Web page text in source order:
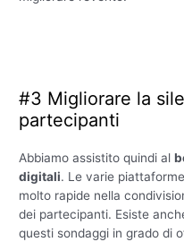
#3 Migliorare la
partecipanti
Abbiamo assistito quindi al
digitali. Le varie
molto rapide nella
dei partecipanti. Esiste
questi sondaggi in grado di